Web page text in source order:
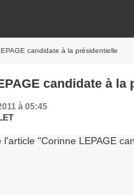
candidate à la présidentielle
candidate à la
à 05:45